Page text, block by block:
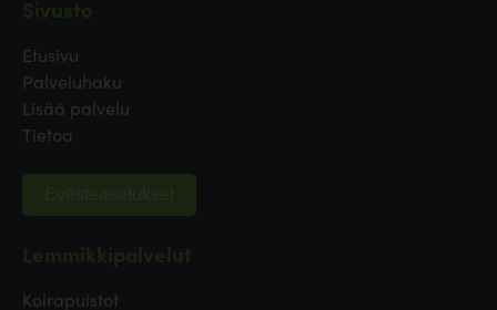
Etusivu
Palveluhaku
Lisää palvelu
Tietoa
Evästeasetukset
Koirapuistot